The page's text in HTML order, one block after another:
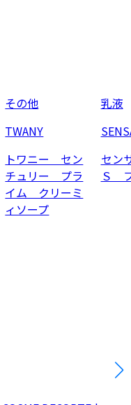
その他
TWANY
トワニー セン
チュリー プラ
イム クリーミ
ィソープ
乳液
セン
Ｓ